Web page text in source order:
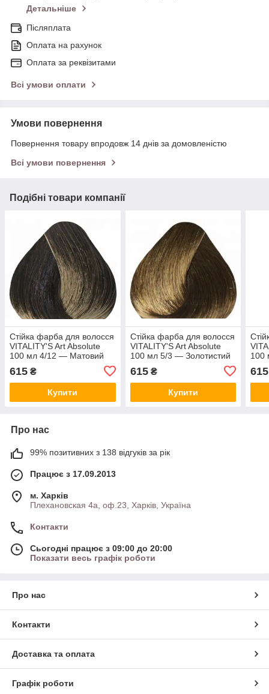
Детальніше
Післяплата
Оплата на рахунок
Оплата за реквізитами
Всі умови оплати
Умови повернення
Повернення товару впродовж 14 днів за домовленістю
Всі умови повернення
Подібні товари компанії
Стійка фарба для волосся
VITALITY'S Art Absolute
100 мл 4/12 — Матовий
615 ₴
Купити
Стійка фарба для волосся
VITALITY'S Art Absolute
100 мл 5/3 — Золотистий
615₴
Купити
100
615
Про нас
99% позитивних з 138 відгуків за рік
Працює з 17.09.2013
м. Харків
Плехановская 4а, оф.23, Харків, Україна
Контакти
Сьогодні працює з 09:00 до 20:00
Показати весь графік роботи
Про нас
Контакти
Доставка та оплата
Графік роботи